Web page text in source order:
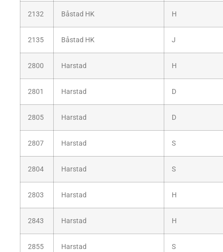
2132 Båstad HK H
2135 Båstad HK J
2800 Harstad H
2801 Harstad D
2805 Harstad D
2807 Harstad S
2804 Harstad S
2803 Harstad H
2843 Harstad H
2855 Harstad S